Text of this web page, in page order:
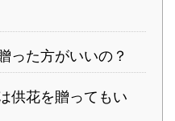
った方がいいの？
供花を贈ってもい